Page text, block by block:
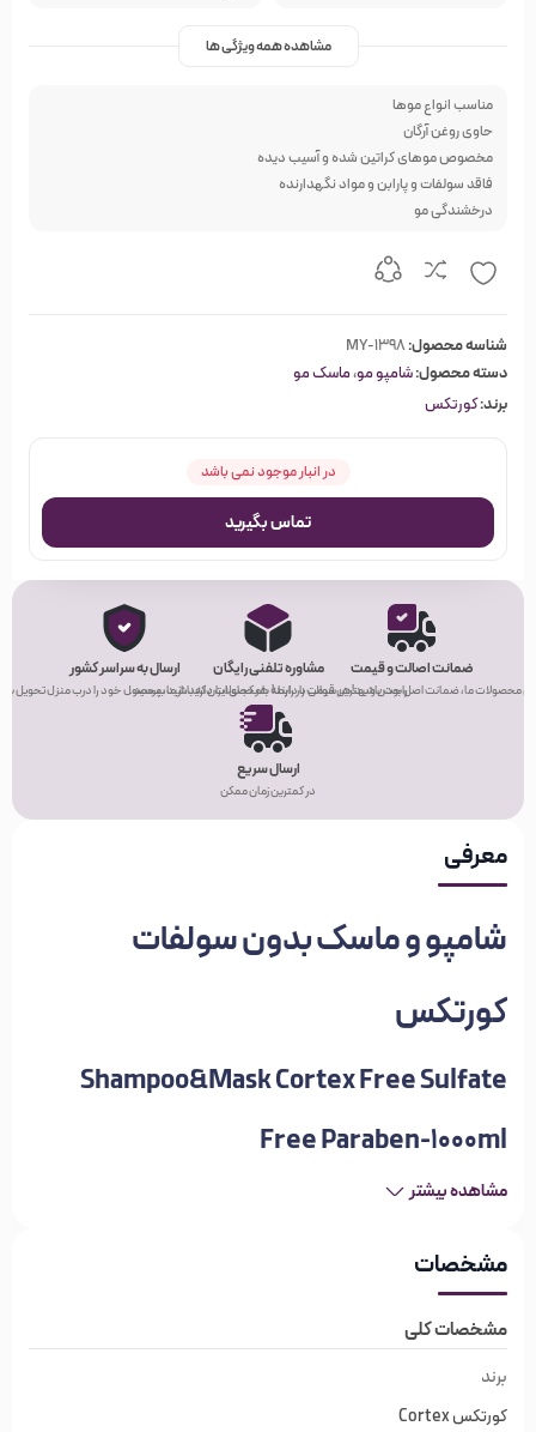
مشاهده همه ویژگی ها
مناسب انواع موها
حاوی روغن آرگان
مخصوص موهای کراتین شده و آسیب دیده
فاقد سولفات و پارابن و مواد نگهدارنده
درخشندگی مو
شناسه محصول:MY-1398
دسته محصول:شامپو مو،ماسک مو
برند:کورتکس
در انبار موجود نمی باشد
تماس بگیرید
ضمانت اصالت و قیمت
محصولات ما، ضمانت اصل بودن و بهترین قیمت را دارند!
مشاوره تلفنی رایگان
راحت باشید! هر سوالی در رابطه با محصولات دارید، از ما بپرسید.
ارسال به سراسر کشور
هر کجای ایران که باشید، محصول خود را درب منزل تحویل
ارسال سریع
در کمترین زمان ممکن
معرفی
شامپو و ماسک بدون سولفات
کورتکس
Shampoo&Mask Cortex Free Sulfate
Free Paraben-1000ml
شامپو و ماسک بدون سولفات کورتکس اگر پوست و موی حساسی
شده‌اید، شامپو و ماسک بدون سولفات را امتحان کنید و ببینید
علائم شما باقی می‌مانند یا برطرف می‌شوند.
انواع مختلفی از محصولات فاقد سولفات وجود دارد؛ با این‌حال
مهم است به یاد داشته باشید که بسیاری از این محصولات همچنان
مشاهده بیشتر
مشخصات
مشخصات کلی
برند
کورتکس Cortex